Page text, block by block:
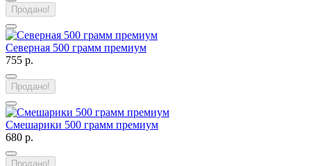
Продано!
Северная 500 грамм премиум
755 р.
Продано!
Смешарики 500 грамм премиум
680 р.
Продано!